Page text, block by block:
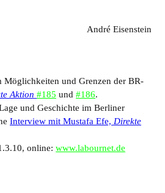
André Eisenstein
Möglichkeiten und Grenzen der BR-
Aktion #185 und#186.
und Geschichte im Berliner
Interview mit Mustafa Efe, Direkte
online:www.labournet.de